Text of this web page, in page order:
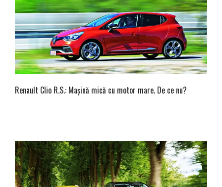
Renault Clio R.S.: Mașină mică cu motor mare. De ce nu?